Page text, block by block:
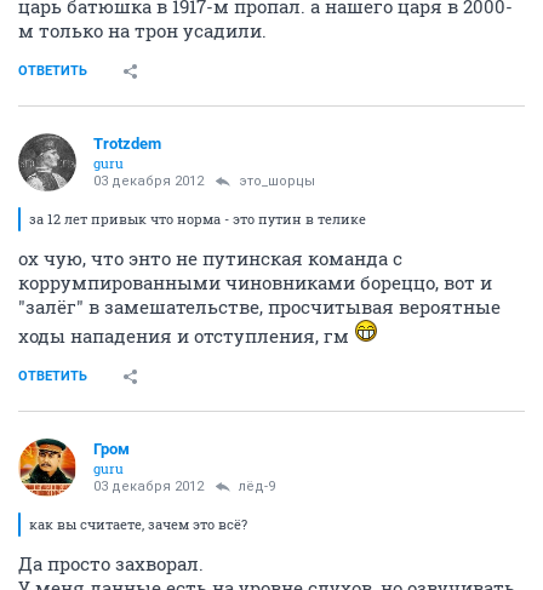
царь батюшка в 1917-м пропал. а нашего царя в 2000-
м только на трон усадили.
ОТВЕТИТЬ
Trotzdem
guru
03 декабря 2012 это_шорцы
за 12 лет привык что норма - это путин в телике
ох чую, что энто не путинская команда с
коррумпированными чиновниками бореццо, вот и
"залёг" в замешательстве, просчитывая вероятные
ходы нападения и отступления, гм
ОТВЕТИТЬ
Гром
guru
03 декабря 2012 лёд-9
как вы считаете, зачем это всё?
Да просто захворал.